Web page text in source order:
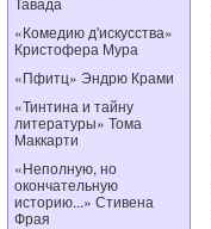
«Комедию д'искусства»
Кристофера Мура
«Пфитц» Эндрю Крами
«Тинтина и тайну
литературы» Тома
Маккарти
«Неполную, но
окончательную
историю...» Стивена
Фрая